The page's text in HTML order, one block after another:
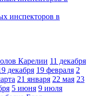
инспекторов в
Карелии 11 декабря
декабря 19 февраля 2
21 января 22 мая 23
5 июня 9 июля